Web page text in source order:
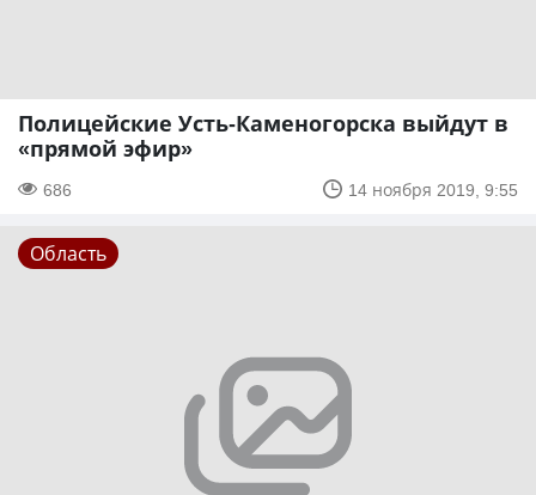
Полицейские Усть-Каменогорска выйдут в
«прямой эфир»
686 14 ноября 2019, 9:55
Область